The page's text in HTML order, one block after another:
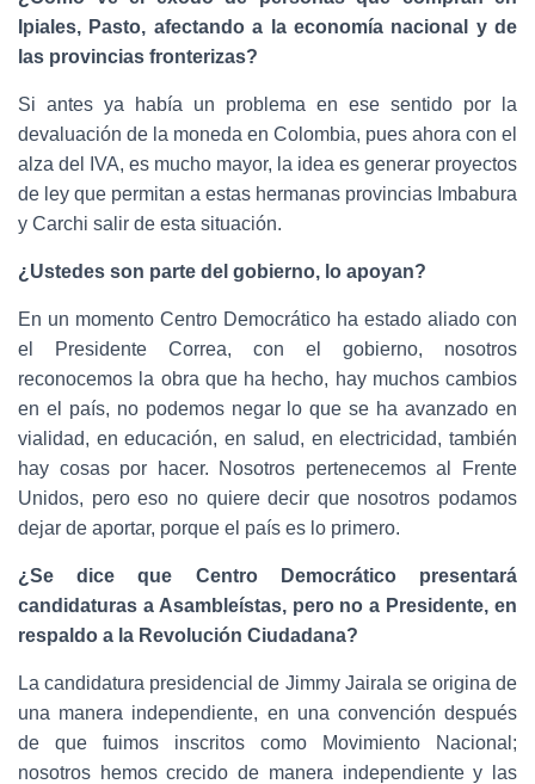
Ipiales, Pasto, afectando a la economía nacional y de
las provincias fronterizas?
Si antes ya había un problema en ese sentido por la
devaluación de la moneda en Colombia, pues ahora con el
alza del IVA, es mucho mayor, la idea es generar proyectos
de ley que permitan a estas hermanas provincias Imbabura
y Carchi salir de esta situación.
¿Ustedes son parte del gobierno, lo apoyan?
En un momento Centro Democrático ha estado aliado con
el Presidente Correa, con el gobierno, nosotros
reconocemos la obra que ha hecho, hay muchos cambios
en el país, no podemos negar lo que se ha avanzado en
vialidad, en educación, en salud, en electricidad, también
hay cosas por hacer. Nosotros pertenecemos al Frente
Unidos, pero eso no quiere decir que nosotros podamos
dejar de aportar, porque el país es lo primero.
¿Se dice que Centro Democrático presentará
candidaturas a Asambleístas, pero no a Presidente, en
respaldo a la Revolución Ciudadana?
La candidatura presidencial de Jimmy Jairala se origina de
una manera independiente, en una convención después
de que fuimos inscritos como Movimiento Nacional;
nosotros hemos crecido de manera independiente y las